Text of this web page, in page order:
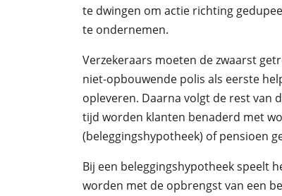
te dwingen om actie richting
te ondernemen.
Verzekeraars moeten de zwaarst
niet-opbouwende polis als eerste
opleveren. Daarna volgt de rest van
tijd worden klanten benaderd met
(beleggingshypotheek) of pensioen
Bij een beleggingshypotheek speelt
worden met de opbrengst van een